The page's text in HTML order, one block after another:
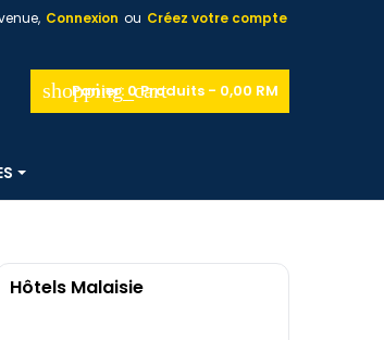
Connexion ou Créez votre compte
shopping_cart
Panier: 0Produits - 0,00 RM
Hôtels Malaisie